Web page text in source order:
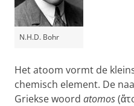
N.H.D. Bohr
Het atoom vormt de
chemisch element. De
Griekse woord atomos